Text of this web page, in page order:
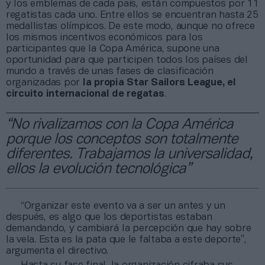
y los emblemas de cada país, están compuestos por 11
regatistas cada uno. Entre ellos se encuentran hasta 25
medallistas olímpicos. De este modo, aunque no ofrece
los mismos incentivos económicos para los
participantes que la Copa América, supone una
oportunidad para que participen todos los países del
mundo a través de unas fases de clasificación
organizadas por
la propia Star Sailors League, el
circuito internacional de regatas.
“No rivalizamos con la Copa América
porque los conceptos son totalmente
diferentes. Trabajamos la universalidad,
ellos la evolución tecnológica”
“Organizar este evento va a ser un antes y un
después, es algo que los deportistas estaban
demandando, y cambiará la percepción que hay sobre
la vela. Esta es la pata que le faltaba a este deporte”,
argumenta el directivo.